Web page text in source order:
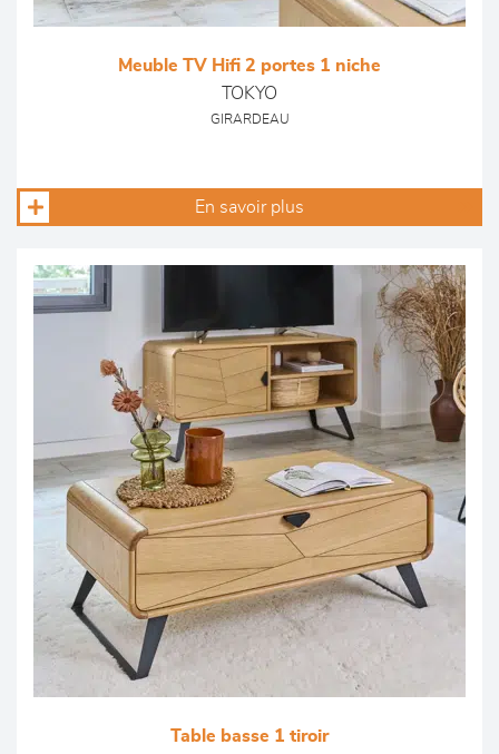
Meuble TV Hifi 2 portes 1 niche
TOKYO
GIRARDEAU
En savoir plus
Table basse 1 tiroir